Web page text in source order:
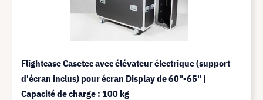
Flightcase Casetec avec élévateur électrique (support
d'écran inclus) pour écran Display de 60"-65" |
Capacité de charge : 100 kg